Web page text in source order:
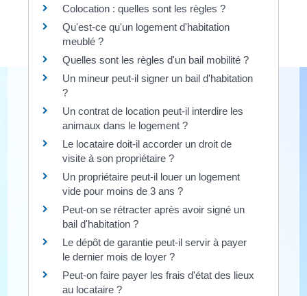
Colocation : quelles sont les règles ?
Qu'est-ce qu'un logement d'habitation
meublé ?
Quelles sont les règles d'un bail mobilité ?
Un mineur peut-il signer un bail d'habitation
?
Un contrat de location peut-il interdire les
animaux dans le logement ?
Le locataire doit-il accorder un droit de
visite à son propriétaire ?
Un propriétaire peut-il louer un logement
vide pour moins de 3 ans ?
Peut-on se rétracter après avoir signé un
bail d'habitation ?
Le dépôt de garantie peut-il servir à payer
le dernier mois de loyer ?
Peut-on faire payer les frais d'état des lieux
au locataire ?